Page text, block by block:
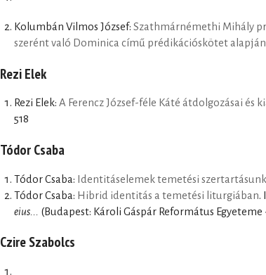
Kolumbán Vilmos József: Szathmárnémethi Mihály
szerént való Dominica című prédikációskötet alapján
Rezi Elek
Rezi Elek: A Ferencz József-féle Káté átdolgozásai és
518
Tódor Csaba
Tódor Csaba: Identitáselemek temetési
Tódor Csaba: Hibrid identitás a temetési liturgiában.
eius...
(Budapest: Károli Gáspár Református
Czire Szabolcs